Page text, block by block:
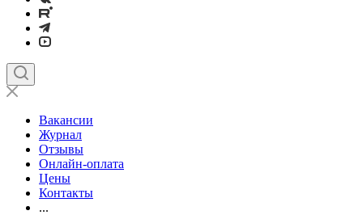
Вакансии
Журнал
Отзывы
Онлайн-оплата
Цены
Контакты
...